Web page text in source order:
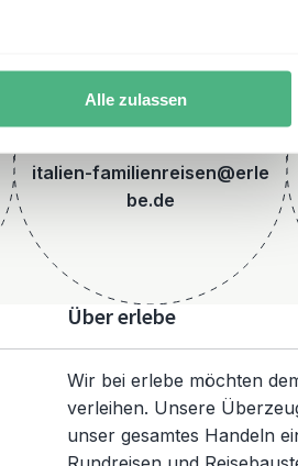
Alle zulassen
E-Mail
italien-familienreisen@erle
be.de
Über erlebe
Wir bei erlebe möchten
verleihen. Unsere
unser gesamtes Handeln